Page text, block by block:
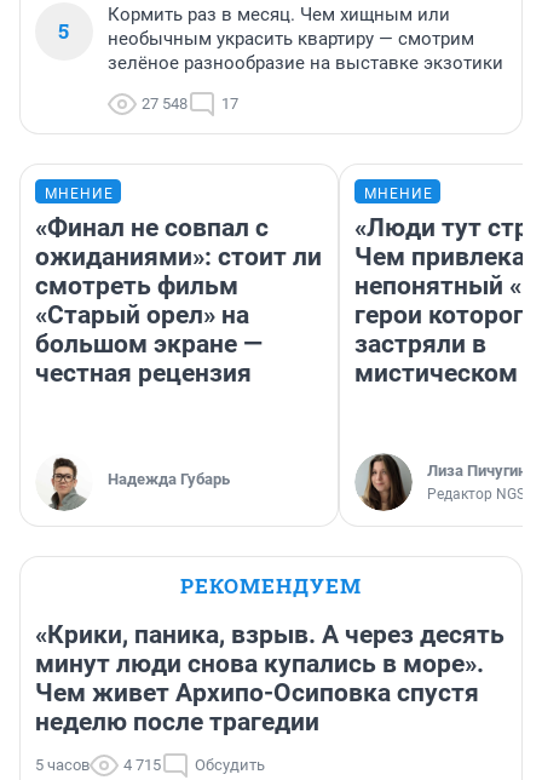
5
Кормить раз в месяц. Чем хищным или
необычным украсить квартиру — смотрим
зелёное разнообразие на выставке экзотики
27 548 17
МНЕНИЕ
«Финал не совпал с
ожиданиями»: стоит ли
смотреть фильм
«Старый орел» на
большом экране —
честная рецензия
Надежда Губарь
МНЕНИЕ
«Люди тут
Чем
непонятный
герои которого
застряли в
мистическом
Лиза Пичугина
Редактор
РЕКОМЕНДУЕМ
«Крики, паника, взрыв. А через десять
минут люди снова купались в море».
Чем живет Архипо-Осиповка спустя
неделю после трагедии
5 часов 4 715 Обсудить